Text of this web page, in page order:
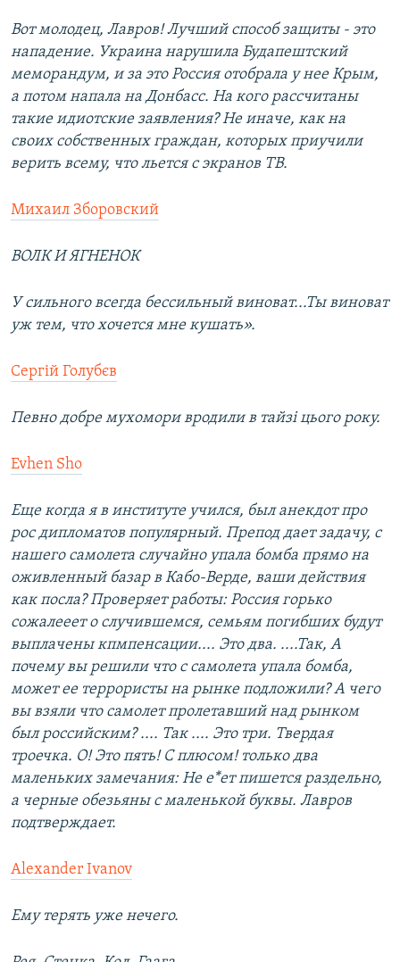
Вот молодец, Лавров! Лучший способ защиты - это
нападение. Украина нарушила Будапештский
меморандум, и за это Россия отобрала у нее Крым,
а потом напала на Донбасс. На кого рассчитаны
такие идиотские заявления? Не иначе, как на
своих собственных граждан, которых приучили
верить всему, что льется с экранов ТВ.
Михаил Зборовский
ВОЛК И ЯГНЕНОК
У сильного всегда бессильный виноват...Ты виноват
уж тем, что хочется мне кушать».
Сергій Голубєв
Певно добре мухомори вродили в тайзі цього року.
Evhen Sho
Еще когда я в институте учился, был анекдот про
рос дипломатов популярный. Препод дает задачу, с
нашего самолета случайно упала бомба прямо на
оживленный базар в Кабо-Верде, ваши действия
как посла? Проверяет работы: Россия горько
сожалееет о случившемся, семьям погибших будут
выплачены кпмпенсации.... Это два. ....Так, А
почему вы решили что с самолета упала бомба,
может ее террористы на рынке подложили? А чего
вы взяли что самолет пролетавший над рынком
был российским? .... Так .... Это три. Твердая
троечка. О! Это пять! С плюсом! только два
маленьких замечания: Не е*ет пишется раздельно,
а черные обезьяны с маленькой буквы. Лавров
подтверждает.
Alexander Ivanov
Ему терять уже нечего.